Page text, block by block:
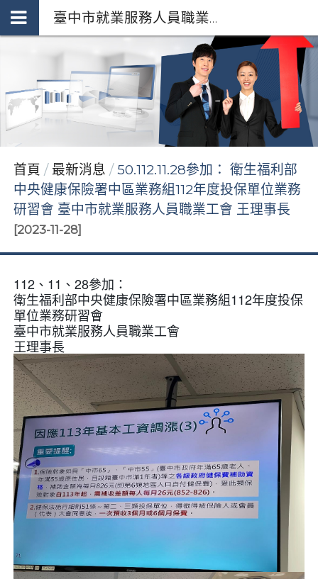
臺中市就業服務人員職業工會 *府授勞資字第1110251982號92253255
首頁 最新消息
50.112.11.28參加： 衛生福利部
中央健康保險署中區業務組112年度投保單位業務
研習會 臺中市就業服務人員職業工會 王理事長
[2023-11-28]
112、11、28參加：
衛生福利部中央健康保險署中區業務組112年度投保
單位業務研習會
臺中市就業服務人員職業工會
王理事長